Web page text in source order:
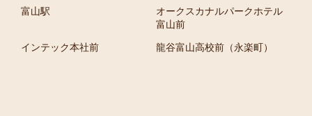
富山駅
オークスカナルパークホテル
富山前
インテック本社前 龍谷富山高校前（永楽町）